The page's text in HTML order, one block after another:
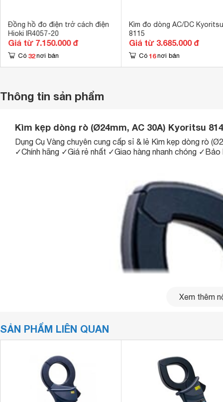
Đồng hồ đo điện trở cách điện
Hioki IR4057-20
Giá từ 7.150.000 đ
Có 32 nơi bán
Kìm đo dòng AC/DC Kyoritsu
8115
Giá từ 3.685.000 đ
Có 16 nơi bán
Thông tin sản phẩm
Kìm kẹp dòng rò (Ø24mm, AC 30A) Kyoritsu
Dụng Cụ Vàng chuyên cung cấp sỉ & lẻ Kìm kẹp dòng rò
✓Chính hãng ✓Giá rẻ nhất ✓Giao hàng nhanh chóng ✓Bảo
Xem thêm
SẢN PHẨM LIÊN QUAN